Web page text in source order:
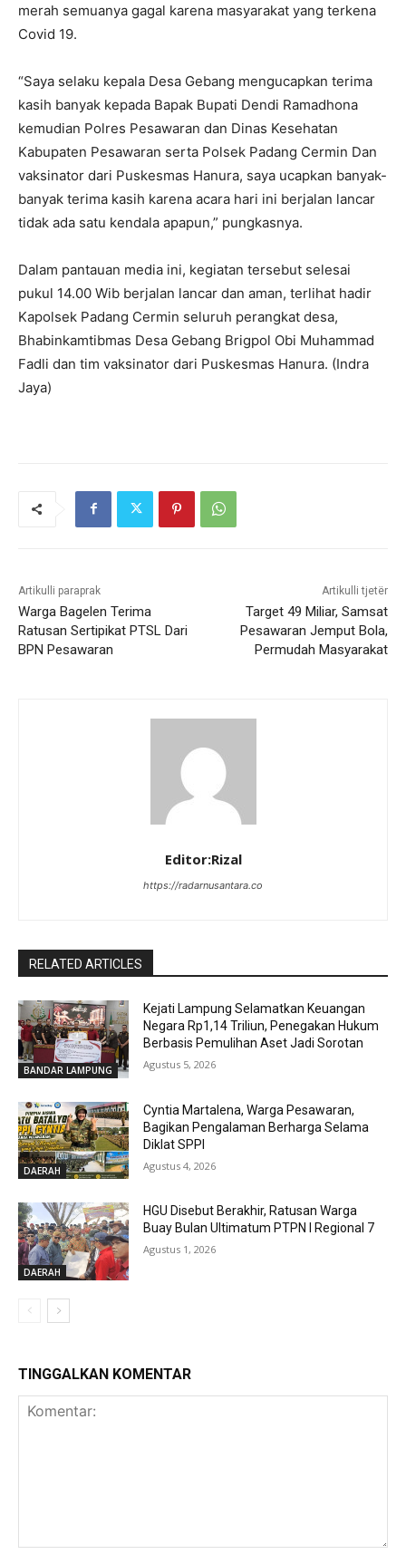
merah semuanya gagal karena masyarakat yang terkena
Covid 19.
“Saya selaku kepala Desa Gebang mengucapkan terima
kasih banyak kepada Bapak Bupati Dendi Ramadhona
kemudian Polres Pesawaran dan Dinas Kesehatan
Kabupaten Pesawaran serta Polsek Padang Cermin Dan
vaksinator dari Puskesmas Hanura, saya ucapkan banyak-
banyak terima kasih karena acara hari ini berjalan lancar
tidak ada satu kendala apapun,” pungkasnya.
Dalam pantauan media ini, kegiatan tersebut selesai
pukul 14.00 Wib berjalan lancar dan aman, terlihat hadir
Kapolsek Padang Cermin seluruh perangkat desa,
Bhabinkamtibmas Desa Gebang Brigpol Obi Muhammad
Fadli dan tim vaksinator dari Puskesmas Hanura. (Indra
Jaya)
Artikulli paraprak
Warga Bagelen Terima
Ratusan Sertipikat PTSL Dari
BPN Pesawaran
Artikulli tjetër
Target 49 Miliar, Samsat
Pesawaran Jemput Bola,
Permudah Masyarakat
Editor:Rizal
https://radarnusantara.co
RELATED ARTICLES
BANDAR LAMPUNG
Kejati Lampung Selamatkan Keuangan
Negara Rp1,14 Triliun, Penegakan Hukum
Berbasis Pemulihan Aset Jadi Sorotan
Agustus 5, 2026
DAERAH
Cyntia Martalena, Warga Pesawaran,
Bagikan Pengalaman Berharga Selama
Diklat SPPI
Agustus 4, 2026
DAERAH
HGU Disebut Berakhir, Ratusan Warga
Buay Bulan Ultimatum PTPN I Regional 7
Agustus 1, 2026
TINGGALKAN KOMENTAR